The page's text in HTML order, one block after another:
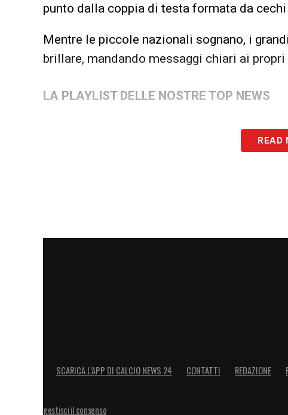
punto dalla coppia di testa formata da
Mentre le piccole nazionali sognano, i
brillare, mandando messaggi chiari ai
LA PLAYLIST DELLE NOSTRE TOP NEWS
READ
SCARICA L’APP DI CALCIO NEWS 24 CONTATTI REDAZIONE
gestisci il consenso